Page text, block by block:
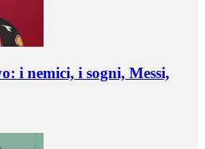
i nemici, i sogni, Messi,